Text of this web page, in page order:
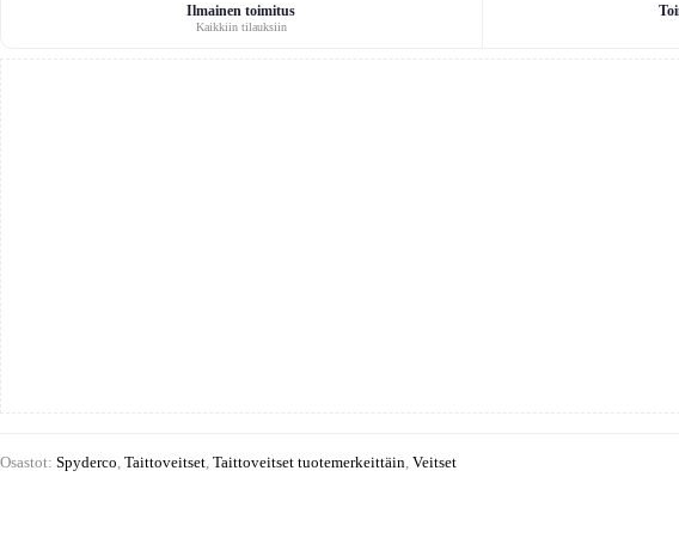
Ilmainen toimitus
Kaikkiin tilauksiin
Osastot: Spyderco Taittoveitset Taittoveitset tuotemerkeittäin Veitset